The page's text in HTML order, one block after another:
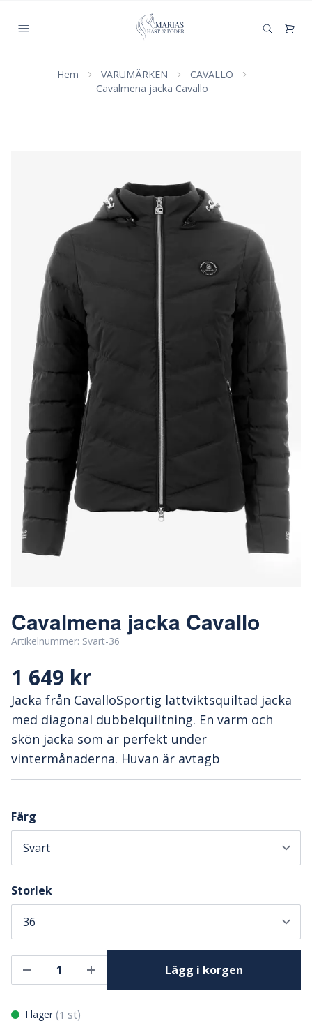
Hem VARUMÄRKEN
CAVALLO
Cavalmena jacka Cavallo
Cavalmena jacka Cavallo
Artikelnummer: Svart-36
1 649 kr
Jacka från CavalloSportig lättviktsquiltad jacka
med diagonal dubbelquiltning. En varm och
skön jacka som är perfekt under
vintermånaderna. Huvan är avtagb
Färg
Storlek
Lägg i korgen
I lager (1 st)